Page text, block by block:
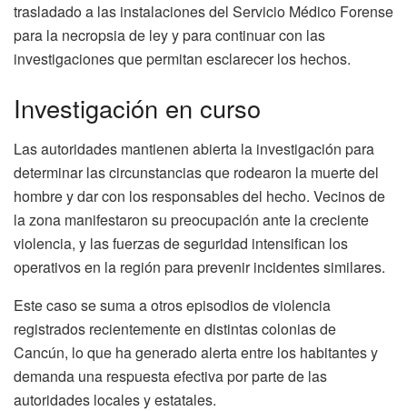
trasladado a las instalaciones del Servicio Médico Forense
para la necropsia de ley y para continuar con las
investigaciones que permitan esclarecer los hechos.
Investigación en curso
Las autoridades mantienen abierta la investigación para
determinar las circunstancias que rodearon la muerte del
hombre y dar con los responsables del hecho. Vecinos de
la zona manifestaron su preocupación ante la creciente
violencia, y las fuerzas de seguridad intensifican los
operativos en la región para prevenir incidentes similares.
Este caso se suma a otros episodios de violencia
registrados recientemente en distintas colonias de
Cancún, lo que ha generado alerta entre los habitantes y
demanda una respuesta efectiva por parte de las
autoridades locales y estatales.